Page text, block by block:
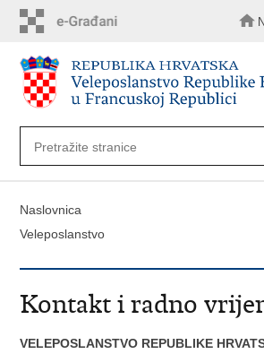
sadržaj
Naslovnica
Veleposlanstvo
Kontakt i radno
VELEPOSLANSTVO REPUBLIKE